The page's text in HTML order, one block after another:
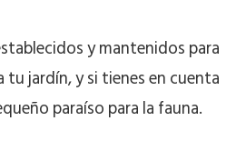
y mantenidos para
jardín, y si tienes en cuenta
paraíso para la fauna.